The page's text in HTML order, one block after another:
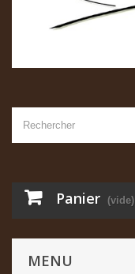
Panier (vide)
MENU